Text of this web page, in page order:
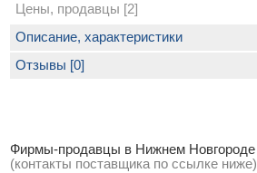
Цены, продавцы [2]
Фирмы-продавцы в Нижнем Новгороде
(контакты поставщика по ссылке ниже)
Описание, характеристики
Отзывы [0]